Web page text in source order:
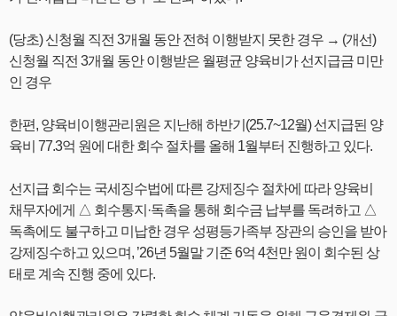
(당초) 신청월 직전 3개월 동안 전혀 이행받지 못한 경우 → (개선)
신청월 직전 3개월 동안 이행받은 월평균 양육비가 선지급금 미만
인 경우
한편, 양육비이행관리원은 지난해 하반기(25.7~12월) 선지급된 양
육비 77.3억 원에 대한 회수 절차를 올해 1월부터 진행하고 있다.
선지급 회수는 국세징수법에 따른 강제징수 절차에 따라 양육비
채무자에게 △ 회수통지·독촉을 통해 회수금 납부를 독려하고 △
독촉에도 불구하고 미납한 경우 성평등가족부 장관의 승인을 받아
강제징수하고 있으며, ’26년 5월말 기준 6억 4천만 원이 회수된 상
태로 계속 진행 중에 있다.